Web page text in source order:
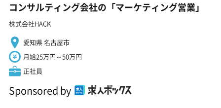
コンサルティング会社の「マーケティング営業」
株式会社HACK
愛知県 名古屋市
月給25万円～50万円
正社員
Sponsored by